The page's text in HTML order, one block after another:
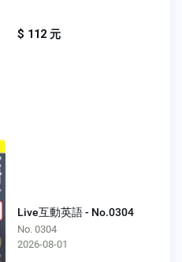
$ 112 元
Live互動英語 - No.0304
No. 0304
2026-08-01